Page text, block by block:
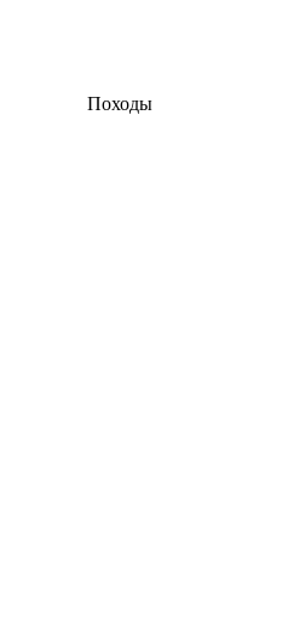
Походы